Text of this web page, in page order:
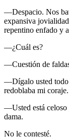
—Despacio. Nos
expansiva
repentino enfado y
—¿Cuál es?
—Cuestión de
—Dígalo usted todo
redoblaba mi coraje.
—Usted está celoso
dama.
No le contesté.